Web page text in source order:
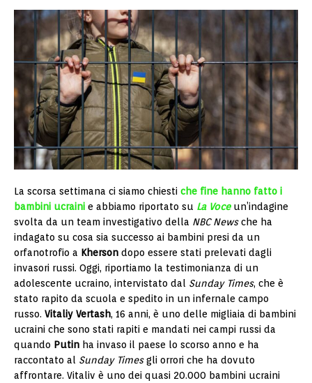
La scorsa settimana ci siamo chiesti che fine hanno fatto i
bambini ucraini e abbiamo riportato su La Voceun’indagine
svolta da un team investigativo della NBC Newsche ha
indagato su cosa sia successo ai bambini presi da un
orfanotrofio a Kherson dopo essere stati prelevati dagli
invasori russi. Oggi, riportiamo la testimonianza di un
adolescente ucraino, intervistato dal Sunday Times, che è
stato rapito da scuola e spedito in un infernale campo
russo. Vitaliy Vertash, 16 anni, è uno delle migliaia di bambini
ucraini che sono stati rapiti e mandati nei campi russi da
quando Putin ha invaso il paese lo scorso anno e ha
raccontato al Sunday Timesgli orrori che ha dovuto
affrontare. Vitaliv è uno dei quasi 20.000 bambini ucraini